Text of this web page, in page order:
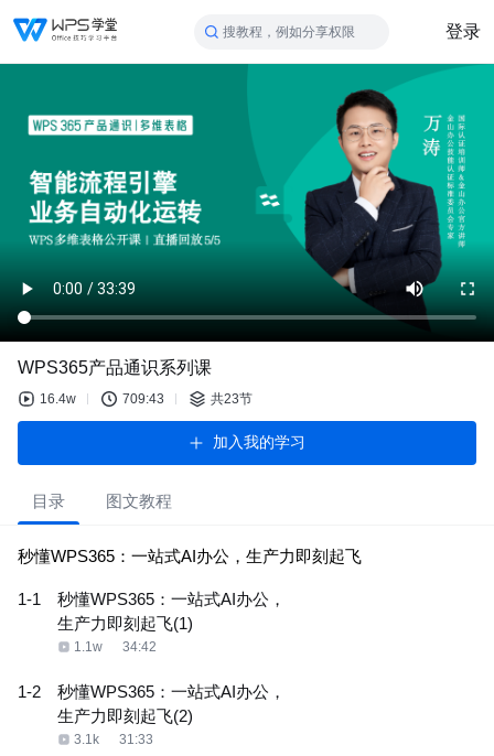
搜教程，例如分享权限 登录
WPS365产品通识系列课
16.4w 709:43 共23节
加入我的学习
目录 图文教程
秒懂WPS365：一站式AI办公，生产力即刻起飞
1-1
秒懂WPS365：一站式AI办公，
生产力即刻起飞(1)
1.1w 34:42
1-2
秒懂WPS365：一站式AI办公，
生产力即刻起飞(2)
3.1k 31:33